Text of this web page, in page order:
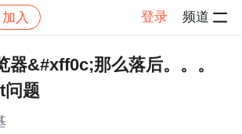
加入 登录 频道
帖子详情
器&#xff0c;那么落后。。。
问题